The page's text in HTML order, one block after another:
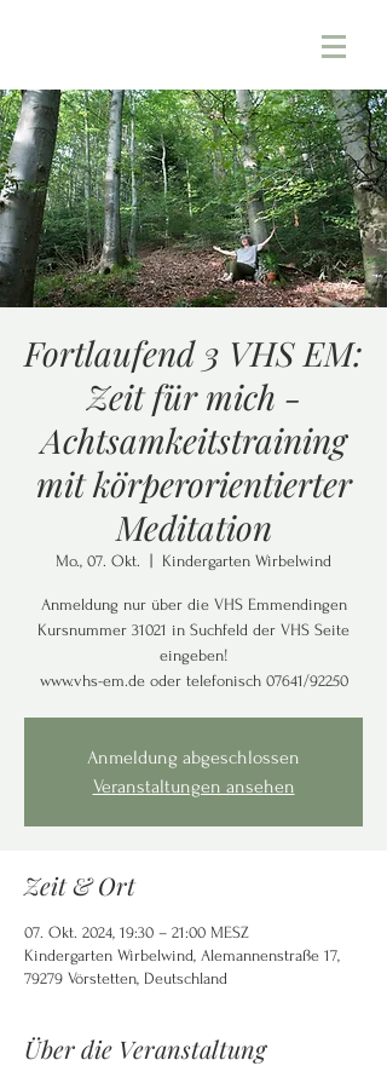
Fortlaufend 3 VHS EM:
Zeit für mich -
Achtsamkeitstraining
mit körperorientierter
Meditation
Mo., 07. Okt. Kindergarten Wirbelwind
Anmeldung nur über die VHS Emmendingen
Kursnummer 31021 in Suchfeld der VHS Seite
eingeben!
www.vhs-em.de oder telefonisch 07641/92250
Anmeldung abgeschlossen
Veranstaltungen ansehen
Zeit & Ort
07. Okt. 2024, 19:30 – 21:00 MESZ
Kindergarten Wirbelwind, Alemannenstraße 17,
79279 Vörstetten, Deutschland
Über die Veranstaltung